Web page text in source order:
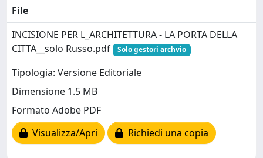
File
INCISIONE PER L_ARCHITETTURA - LA PORTA DELLA
CITTA__solo Russo.pdf
Solo gestori archvio
Tipologia: Versione Editoriale
Dimensione 1.5 MB
Formato Adobe PDF
Visualizza/Apri
Richiedi una copia